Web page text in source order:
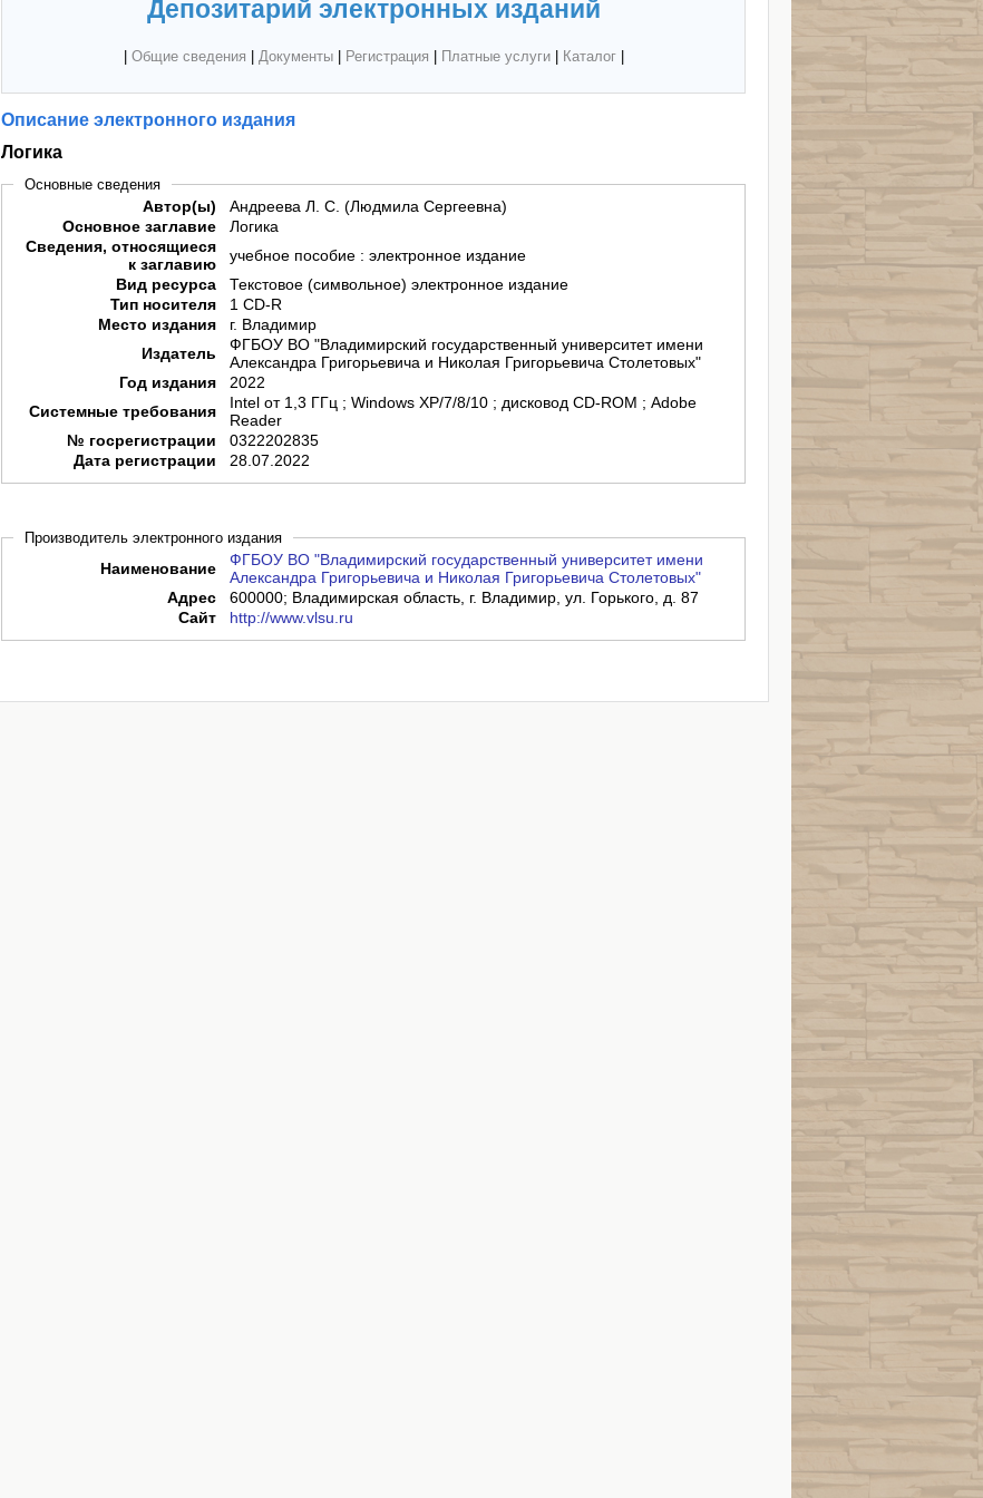
Депозитарий электронных изданий
Общие сведения Документы| Регистрация Платные услуги| Каталог|
Описание электронного издания
Логика
Основные сведения
Автор(ы)
Андреева Л. С. (Людмила Сергеевна)
Основное заглавие
Логика
Сведения, относящиеся
к заглавию
учебное пособие : электронное издание
Вид ресурса
Текстовое (символьное) электронное издание
Тип носителя
1 CD-R
Место издания
г. Владимир
Издатель
ФГБОУ ВО "Владимирский государственный университет имени
Александра Григорьевича и Николая Григорьевича Столетовых"
Год издания
2022
Системные требования
Intel от 1,3 ГГц ; Windows XP/7/8/10 ; дисковод СD-ROM ; Adobe
Reader
№ госрегистрации
0322202835
Дата регистрации
28.07.2022
Производитель электронного издания
Наименование
ФГБОУ ВО "Владимирский государственный университет имени
Александра Григорьевича и Николая Григорьевича Столетовых"
Адрес
600000; Владимирская область, г. Владимир, ул. Горького, д. 87
Сайт
http://www.vlsu.ru